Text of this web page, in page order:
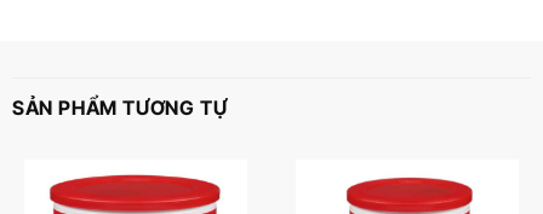
SẢN PHẨM TƯƠNG TỰ